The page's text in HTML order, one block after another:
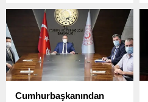
Cumhurbaşkanından